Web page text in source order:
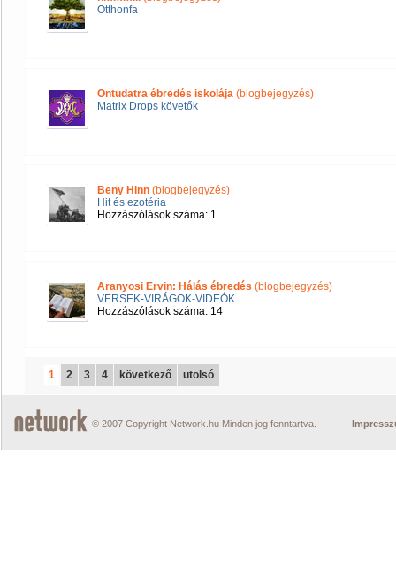
Otthonfa
Öntudatra ébredés iskolája (blogbejegyzés)
Matrix Drops követők
Beny Hinn (blogbejegyzés)
Hit és ezotéria
Hozzászólások száma: 1
Aranyosi Ervin: Hálás ébredés (blogbejegyzés)
VERSEK-VIRÁGOK-VIDEÓK
Hozzászólások száma: 14
1 2 3 4 következő utolsó
© 2007 Copyright Network.hu Minden jog fenntartva.